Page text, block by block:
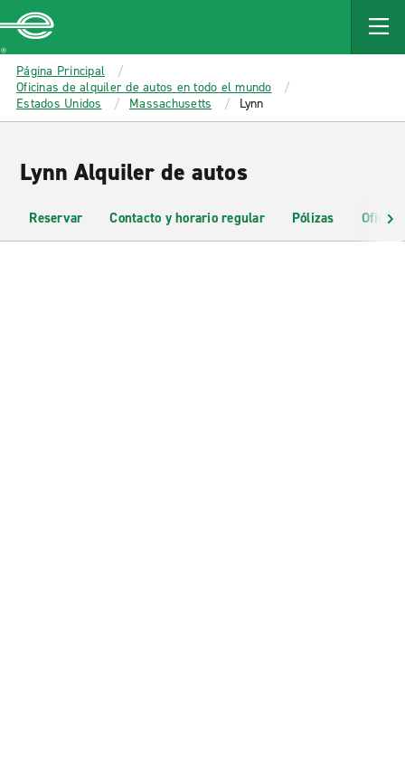
MAIN
CONTENT
Enterprise
Página Principal
Oficinas de alquiler de autos en todo el mundo
Estados Unidos
Massachusetts Lynn
Lynn Alquiler de autos
Reservar Contacto y horario regular Pólizas